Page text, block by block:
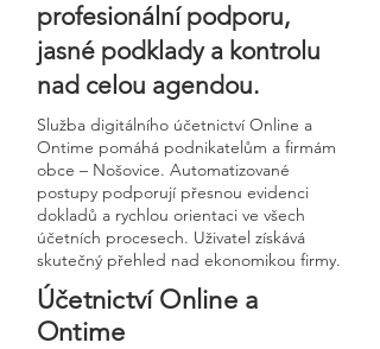
profesionální podporu,
jasné podklady a kontrolu
nad celou agendou.
Služba digitálního účetnictví Online a
Ontime pomáhá podnikatelům a firmám
obce – Nošovice. Automatizované
postupy podporují přesnou evidenci
dokladů a rychlou orientaci ve všech
účetních procesech. Uživatel získává
skutečný přehled nad ekonomikou firmy.
Účetnictví Online a
Ontime